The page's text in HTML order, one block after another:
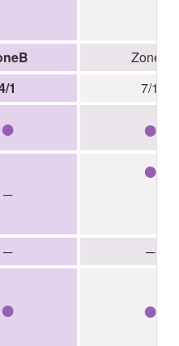
Zone2
1
7/1
● ●
─
●
─
─
● ●